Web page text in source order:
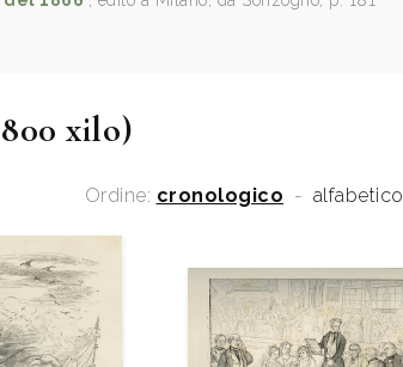
xilo)
Ordine: cronologico - alfabetico